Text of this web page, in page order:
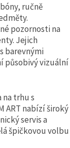
ručně
pozornosti na
Jejich
barevnými
působivý vizuální
na trhu s
ART nabízí široký
servis a
špičkovou volbu